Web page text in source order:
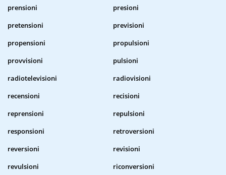
prensioni
presioni
pretensioni
previsioni
propensioni
propulsioni
provvisioni
pulsioni
radiotelevisioni
radiovisioni
recensioni
recisioni
reprensioni
repulsioni
responsioni
retroversioni
reversioni
revisioni
revulsioni
riconversioni